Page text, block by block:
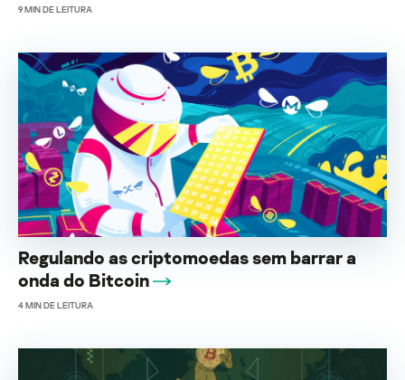
9MIN DE LEITURA
Regulando as criptomoedas sem barrar a
onda do Bitcoin
4MIN DE LEITURA